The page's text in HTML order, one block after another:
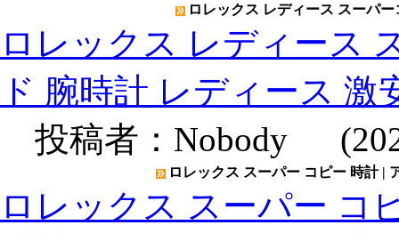
ロレックス レディース スーパ
ロレックス レディース
ド 腕時計 レディース 激
投稿者： Nobody
ロレックス スーパー コピー 時計 |
ロレックス スーパー コ